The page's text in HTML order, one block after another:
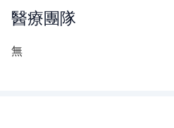
醫療團隊
無